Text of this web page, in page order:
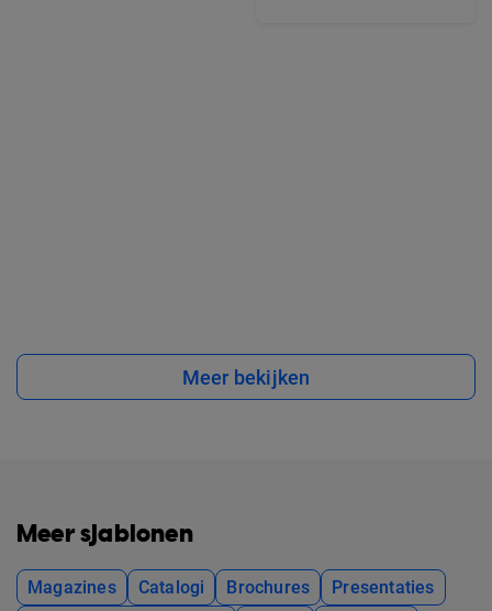
Meer bekijken
Meer sjablonen
Magazines Catalogi Brochures
Presentaties